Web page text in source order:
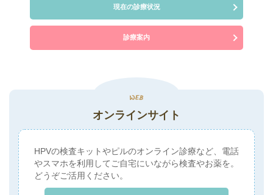
現在の診療状況
診療案内
オンラインサイト
HPVの検査キットやピルのオンライン診療など、電話
やスマホを利用してご自宅にいながら検査やお薬を。
どうぞご活用ください。